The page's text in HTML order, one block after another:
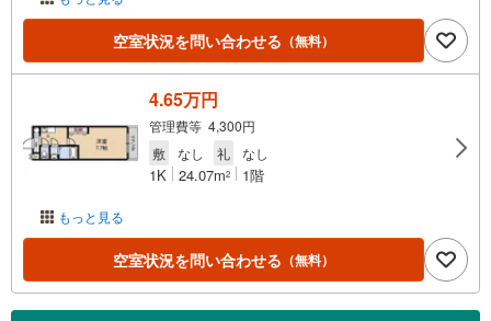
空室状況を問い合わせる （無料）
もっと見る
4.65万円
管理費等 4,300円
敷
なし 礼 なし
1K 24.07m2 1階
空室状況を問い合わせる （無料）